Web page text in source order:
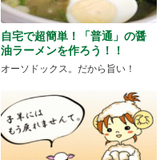
自宅で超簡単！「普通」の醤
油ラーメンを作ろう！！
オーソドックス。だから旨い！